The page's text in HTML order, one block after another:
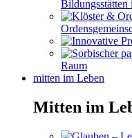
Bildungsstätten
Raum
mitten im Leben
Mitten im